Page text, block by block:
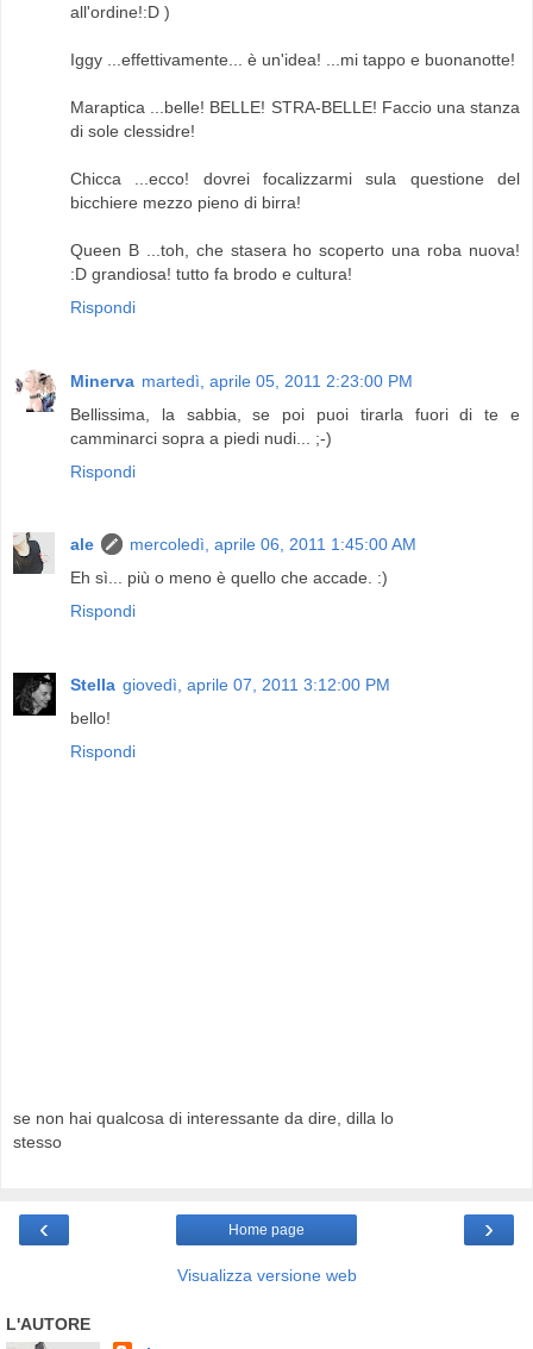
all'ordine!:D )
Iggy ...effettivamente... è un'idea! ...mi tappo e buonanotte!
Maraptica ...belle! BELLE! STRA-BELLE! Faccio una stanza
di sole clessidre!
Chicca ...ecco! dovrei focalizzarmi sula questione del
bicchiere mezzo pieno di birra!
Queen B ...toh, che stasera ho scoperto una roba nuova!
:D grandiosa! tutto fa brodo e cultura!
Rispondi
Minerva martedì, aprile 05, 2011 2:23:00 PM
Bellissima, la sabbia, se poi puoi tirarla fuori di te e
camminarci sopra a piedi nudi... ;-)
Rispondi
ale
mercoledì, aprile 06, 2011 1:45:00 AM
Eh sì... più o meno è quello che accade. :)
Rispondi
Stella giovedì, aprile 07, 2011 3:12:00 PM
bello!
Rispondi
se non hai qualcosa di interessante da dire, dilla lo
stesso
‹ ›
Home page
Visualizza versione web
L'AUTORE